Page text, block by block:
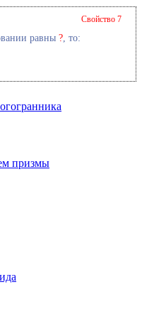
Свойство 7
равны ?, то:
призмы